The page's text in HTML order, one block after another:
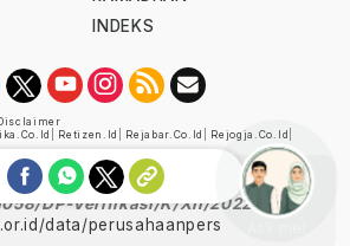
INDEKS
Retizen.id Rejabar.co.id Rejogja.co.id
oleh Dewan Pers
DP-Verifikasi/K/XII/2022
data/perusahaanpers